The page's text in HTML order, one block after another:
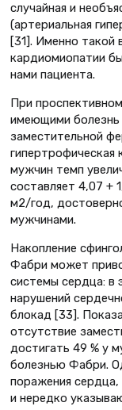
случайная и
(артериальная
[31]. Именно такой
кардиомиопатии
нами пациента.
При
имеющими болезнь
заместительной
гипертрофическая
мужчин темп
составляет 4,07 +
м2/год,
мужчинами.
Накопление
Фабри может
системы сердца: в
нарушений
блокад [33].
отсутствие
достигать 49 % у
болезнью Фабри.
поражения сердца,
и нередко